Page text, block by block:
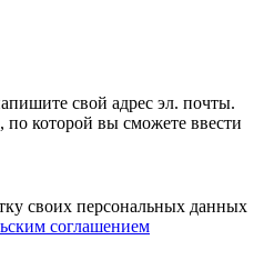
свой адрес эл. почты.
по которой вы сможете ввести
своих персональных данных
соглашением